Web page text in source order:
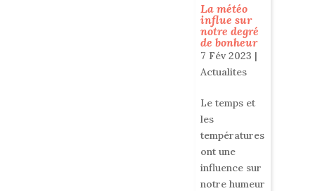
La météo
influe sur
notre degré
de bonheur
7 Fév 2023 |
Actualites
Le temps et
les
températures
ont une
influence sur
notre humeur